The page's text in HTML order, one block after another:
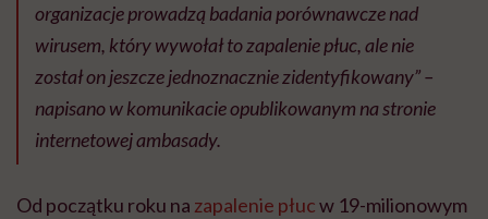
organizacje prowadzą badania porównawcze nad
wirusem, który wywołał to zapalenie płuc, ale nie
został on jeszcze jednoznacznie zidentyfikowany” –
napisano w komunikacie opublikowanym na stronie
internetowej ambasady.
Od początku roku na zapalenie płucw 19-milionowym